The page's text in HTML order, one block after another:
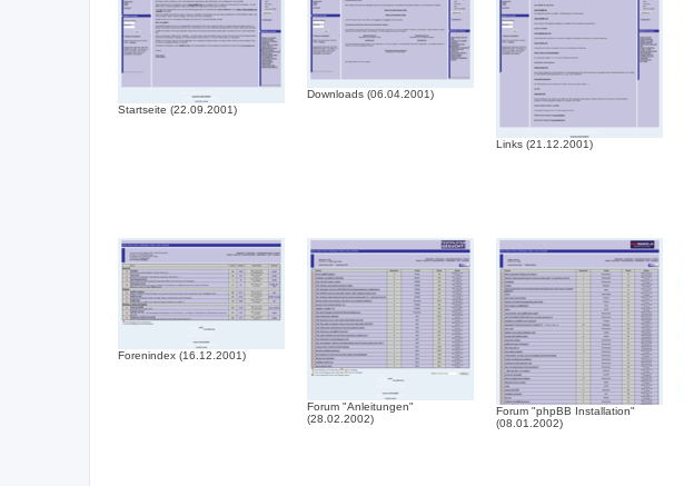
Startseite (22.09.2001)
Downloads (06.04.2001)
Links (21.12.2001)
Forenindex (16.12.2001)
Forum "Anleitungen"
(28.02.2002)
Forum "phpBB Installation"
(08.01.2002)